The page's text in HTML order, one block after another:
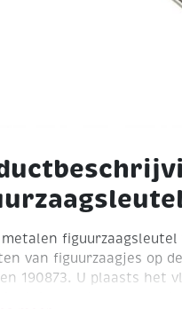
metalen
van figuurzaagjes op
190873. U plaasts het